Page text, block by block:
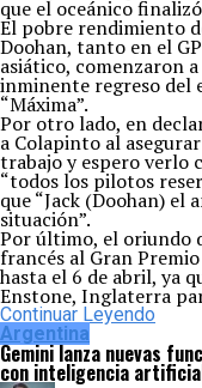
que el oceánico
El pobre rendimiento
Doohan, tanto en el
asiático, comenzaron
inminente regreso del
“Máxima”.
Por otro lado, en
a Colapinto al
trabajo y espero verlo
“todos los pilotos
que “Jack (Doohan) el
situación”.
Por último, el oriundo
francés al Gran
hasta el 6 de abril, ya
Enstone, Inglaterra
Continuar Leyendo
Argentina
Gemini lanza nuevas
con inteligencia